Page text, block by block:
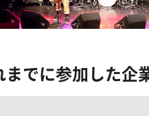
までに参加した企